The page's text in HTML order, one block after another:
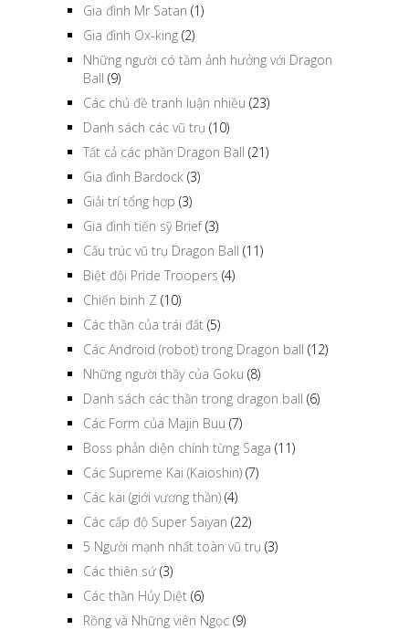
Gia đình Mr Satan (1)
Gia đình Ox-king (2)
Những người có tầm ảnh hưởng với Dragon
Ball (9)
Các chủ đề tranh luận nhiều (23)
Danh sách các vũ trụ (10)
Tất cả các phần Dragon Ball (21)
Gia đình Bardock (3)
Giải trí tổng hợp (3)
Gia đình tiến sỹ Brief(3)
Cấu trúc vũ trụ Dragon Ball (11)
Biệt đội Pride Troopers (4)
Chiến binh Z (10)
Các thần của trái đất (5)
Các Android (robot) trong Dragon ball (12)
Những người thầy của Goku (8)
Danh sách các thần trong dragon ball (6)
Các Form của Majin Buu (7)
Boss phản diện chính từng Saga (11)
Các Supreme Kai (Kaioshin) (7)
Các kai (giới vương thần) (4)
Các cấp độ Super Saiyan (22)
5 Người mạnh nhất toàn vũ trụ (3)
Các thiên sứ (3)
Các thần Hủy Diệt (6)
Rồng và Những viên Ngọc (9)